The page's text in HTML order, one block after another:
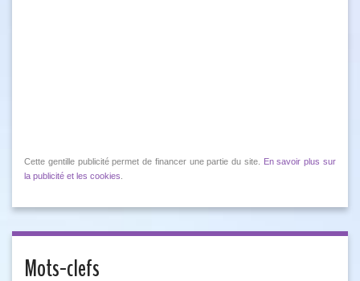
Cette gentille publicité permet de financer une partie du site.
En savoir plus sur
la publicité et les cookies
Mots-clefs